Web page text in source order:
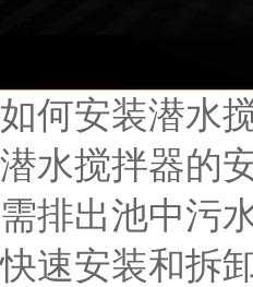
如何安装潜水
潜水搅拌器的
需排出池中污
快速安装和拆